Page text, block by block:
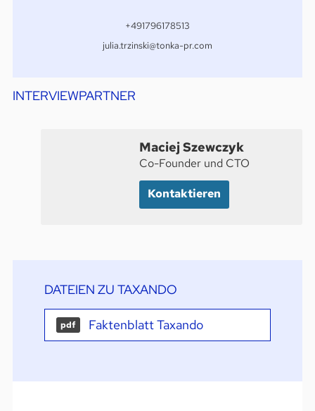
+491796178513
julia.trzinski@tonka-pr.com
INTERVIEWPARTNER
Maciej Szewczyk
Co-Founder und CTO
Kontaktieren
DATEIEN ZU TAXANDO
pdf Faktenblatt Taxando